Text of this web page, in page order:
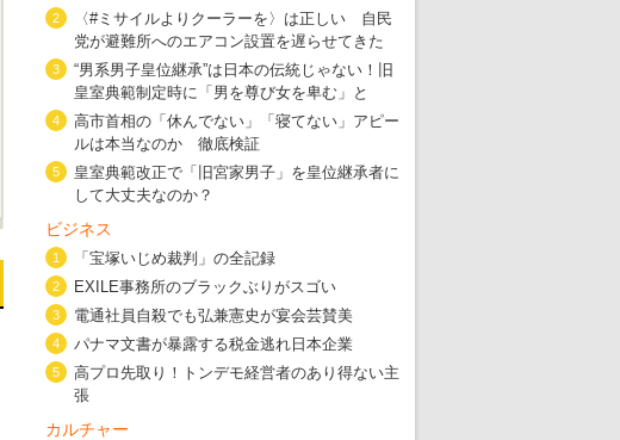
・ 大ウソだらけの東京五輪！ 安倍・菅・森はどんな嘘を
・ 五輪サッカー・久保建英が南アの陽性者に「僕らに損ではない
・ 五輪関係者が入国当日、築地を散歩！
・
五輪でIOCラウンジ以外にVIPルーム、広告代理店は物品購入
2
〈#ミサイルよりクーラーを〉は正しい 自民
党が避難所へのエアコン設置を遅らせてきた
3
“男系男子皇位継承”は日本の伝統じゃない！旧
皇室典範制定時に「男を尊び女を卑む」と
4
高市首相の「休んでない」「寝てない」アピー
ルは本当なのか 徹底検証
5
皇室典範改正で「旧宮家男子」を皇位継承者に
して大丈夫なのか？
ビジネス
1 「宝塚いじめ裁判」の全記録
2 EXILE事務所のブラックぶりがスゴい
3 電通社員自殺でも弘兼憲史が宴会芸賛美
4 パナマ文書が暴露する税金逃れ日本企業
5
高プロ先取り！トンデモ経営者のあり得ない主
張
カルチャー